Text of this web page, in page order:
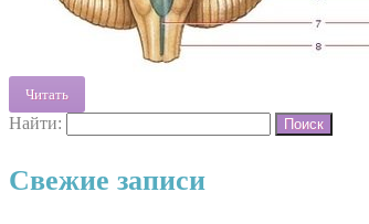
Читать
Найти:
Свежие записи